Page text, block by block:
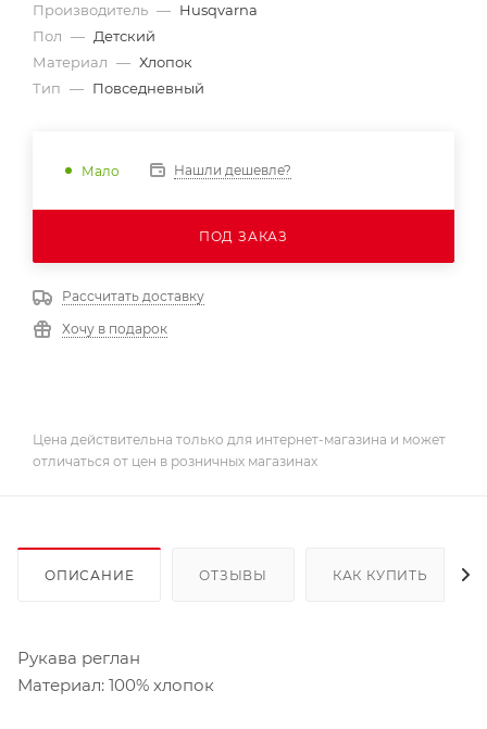
Производитель — Husqvarna
Пол — Детский
Материал — Хлопок
Тип — Повседневный
Мало Нашли дешевле?
ПОД ЗАКАЗ
Рассчитать доставку
Хочу в подарок
Цена действительна только для интернет-магазина и может
отличаться от цен в розничных магазинах
ОПИСАНИЕ ОТЗЫВЫ КАК КУПИТЬ
Рукава реглан
Материал: 100% хлопок